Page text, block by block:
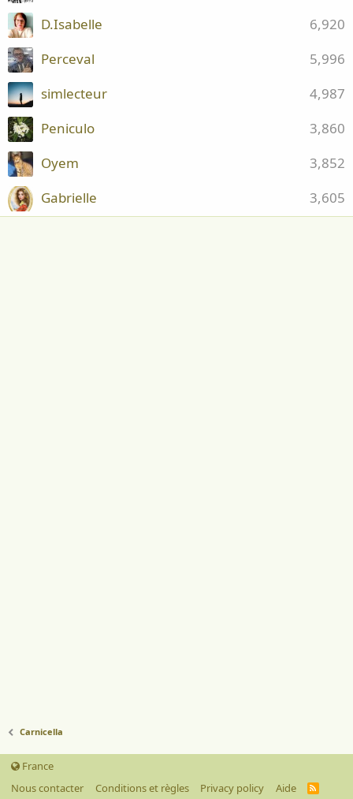
6,920
D.Isabelle
5,996
Perceval
4,987
simlecteur
3,860
Peniculo
3,852
Oyem
3,605
Gabrielle
Carnicella
France
Nous contacter
Conditions et règles Privacy policy Aide
R